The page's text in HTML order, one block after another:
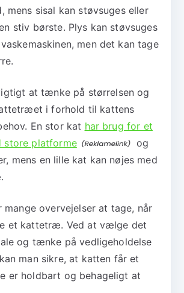
mens sisal kan støvsuges eller
stiv børste. Plys kan støvsuges
men det kan tage
at tænke på størrelsen og
i forhold til kattens
En stor kat har brug for et
platforme
og
mens en lille kat kan nøjes med
overvejelser at tage, når
et kattetræ. Ved at vælge det
og tænke på vedligeholdelse
man sikre, at katten får et
er holdbart og behageligt at